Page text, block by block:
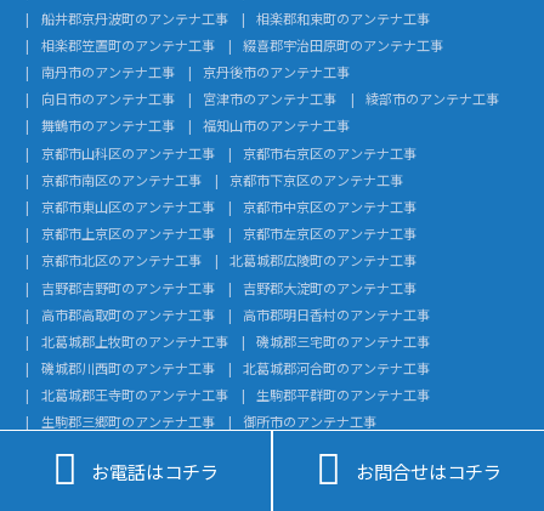
船井郡京丹波町のアンテナ工事
相楽郡和束町のアンテナ工事
相楽郡笠置町のアンテナ工事
綴喜郡宇治田原町のアンテナ工事
南丹市のアンテナ工事
京丹後市のアンテナ工事
向日市のアンテナ工事
宮津市のアンテナ工事
綾部市のアンテナ工事
舞鶴市のアンテナ工事
福知山市のアンテナ工事
京都市山科区のアンテナ工事
京都市右京区のアンテナ工事
京都市南区のアンテナ工事
京都市下京区のアンテナ工事
京都市東山区のアンテナ工事
京都市中京区のアンテナ工事
京都市上京区のアンテナ工事
京都市左京区のアンテナ工事
京都市北区のアンテナ工事
北葛城郡広陵町のアンテナ工事
吉野郡吉野町のアンテナ工事
吉野郡大淀町のアンテナ工事
高市郡高取町のアンテナ工事
高市郡明日香村のアンテナ工事
北葛城郡上牧町のアンテナ工事
磯城郡三宅町のアンテナ工事
磯城郡川西町のアンテナ工事
北葛城郡河合町のアンテナ工事
北葛城郡王寺町のアンテナ工事
生駒郡平群町のアンテナ工事
生駒郡三郷町のアンテナ工事
御所市のアンテナ工事
北設楽郡設楽町のアンテナ工事
額田郡幸田町のアンテナ工事
 お電話はコチラ  お問合せはコチラ